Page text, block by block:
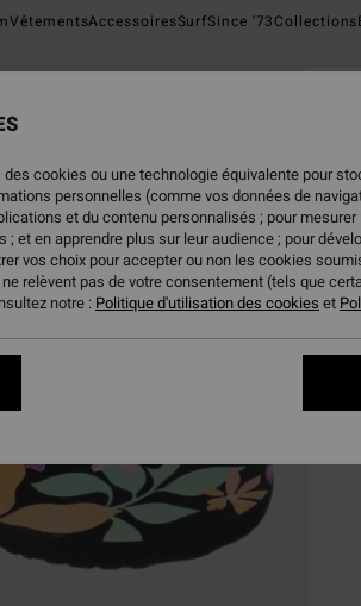
VêtementsAccessoiresSurfSince '73Collections
cookies ou une technologie équivalente pour
personnelles (comme vos données de
et du contenu personnalisés ; pour
et en apprendre plus sur leur audience ; pour
vos choix pour accepter ou non les cookies
relèvent pas de votre consentement (tels que
notre : Politique d'utilisation des cookies et